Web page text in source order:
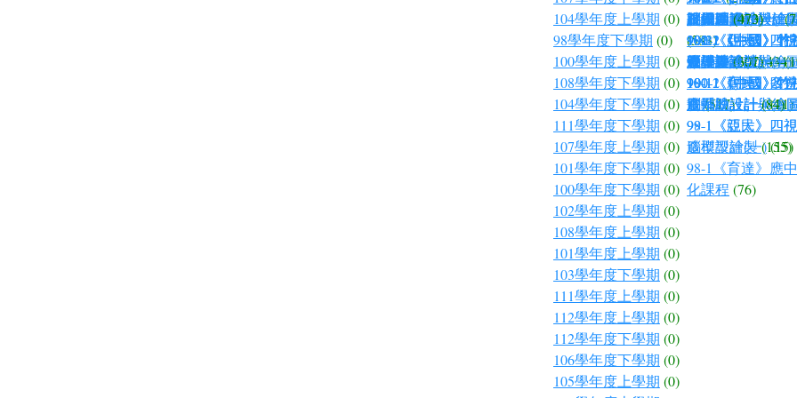
B-電腦輔助設計
(583)
98-1美術(1)
98-1《親民》四
造型設計(一)(21)
98-1《親民》四
造型設計(一)(15)
98-1《育達》應
化課程 (76)
計原理(0)
99-1《亞太》四
腦模型繪製(434)
99-1《育達》多
畫(517)
99-1《亞太》四
腦模型繪製(155)
104學年度上學期 (0)
98學年度下學期 (0)
劃與適應(0)
98-2《親民》四
造型設計(二)(4)
100學年度上學期 (0)
腦輔助設計與繪
100-1《中國》
頁設計(607)
100-1《中國》
腦輔助設計與繪
108學年度下學期 (0)
104學年度下學期 (0)
111學年度下學期 (0)
107學年度上學期 (0)
101學年度下學期 (0)
視覺傳達設計(二)
101-2《中國》竹
腦輔助設計與繪
100學年度下學期 (0)
腦輔助設計與繪
100-2《中國》竹
彩計畫(301)
100-2《中國》竹
腦輔助設計與繪
102學年度上學期 (0)
腦繪圖實作(一)
102-1《中國》竹
覺傳達設計(一)
108學年度上學期 (0)
101學年度上學期 (0)
頁設計(473)
101-1《中國》
視覺傳達設計(一)
101-1《中國》竹
別系統設計(84)
103學年度下學期 (0)
111學年度上學期 (0)
112學年度上學期 (0)
112學年度下學期 (0)
106學年度下學期 (0)
105學年度上學期 (0)